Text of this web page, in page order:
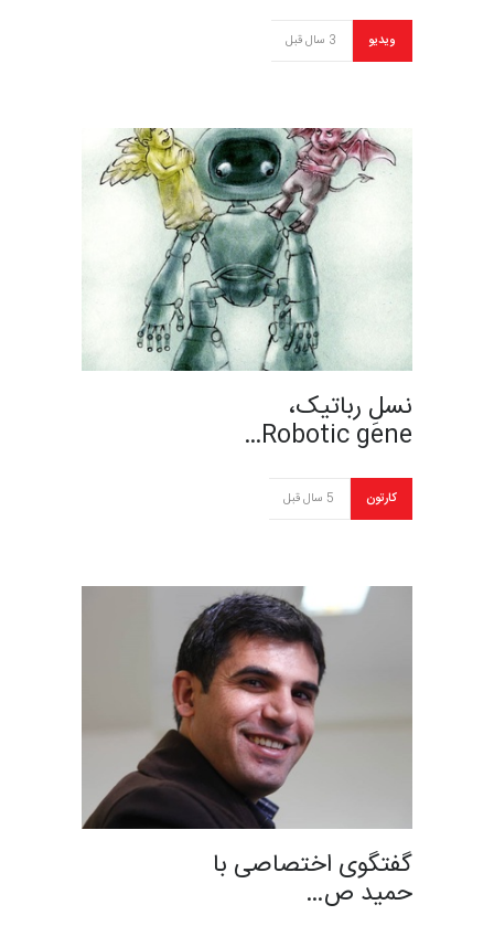
ویدیو 3 سال قبل
نسلِ رباتیک،
Robotic gene…
کارتون 5 سال قبل
گفتگوی اختصاصی با
حمید ص…